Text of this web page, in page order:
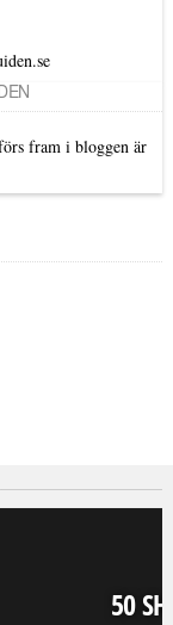
fram i bloggen är
50